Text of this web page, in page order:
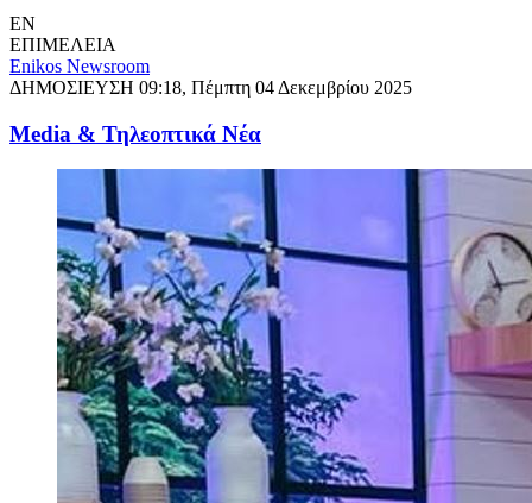
EN
ΕΠΙΜΕΛΕΙΑ
Enikos Newsroom
ΔΗΜΟΣΙΕΥΣΗ 09:18, Πέμπτη 04 Δεκεμβρίου 2025
Media & Τηλεοπτικά Νέα